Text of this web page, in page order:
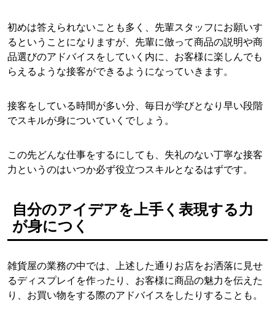
初めは答えられないことも多く、先輩スタッフにお願いす
るということになりますが、先輩に倣って商品の説明や商
品選びのアドバイスをしていく内に、お客様に楽しんでも
らえるような接客ができるようになっていきます。
接客をしている時間が多い分、毎日が学びとなり早い段階
でスキルが身についていくでしょう。
この先どんな仕事をするにしても、失礼のない丁寧な接客
力というのはいつか必ず役立つスキルとなるはずです。
自分のアイデアを上手く表現する力
が身につく
雑貨屋の業務の中では、上述した通りお店をお洒落に見せ
るディスプレイを作ったり、お客様に商品の魅力を伝えた
り、お買い物をする際のアドバイスをしたりすることも。